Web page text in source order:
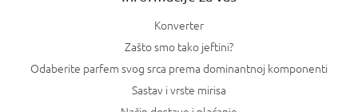
Konverter
Zašto smo tako jeftini?
Odaberite parfem svog srca prema dominantnoj komponenti
Sastav i vrste mirisa